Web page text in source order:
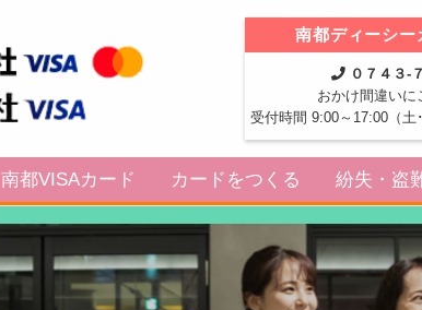
南都VISAカード カードをつくる 紛失・盗
南都ディーシー
０７４３-
おかけ間違いに
受付時間 9:00～17:00（土